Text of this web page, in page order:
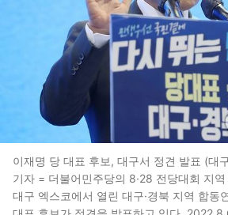
이재명 당 대표 후보, 대구서 정견 발표 (대
기자 = 더불어민주당의 8·28 전당대회 지
대구 엑스코에서 열린 대구·경북 지역 합동